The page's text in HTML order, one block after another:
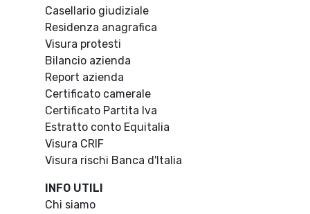
Casellario giudiziale
Residenza anagrafica
Visura protesti
Bilancio azienda
Report azienda
Certificato camerale
Certificato Partita Iva
Estratto conto Equitalia
Visura CRIF
Visura rischi Banca d'Italia
INFO UTILI
Chi siamo